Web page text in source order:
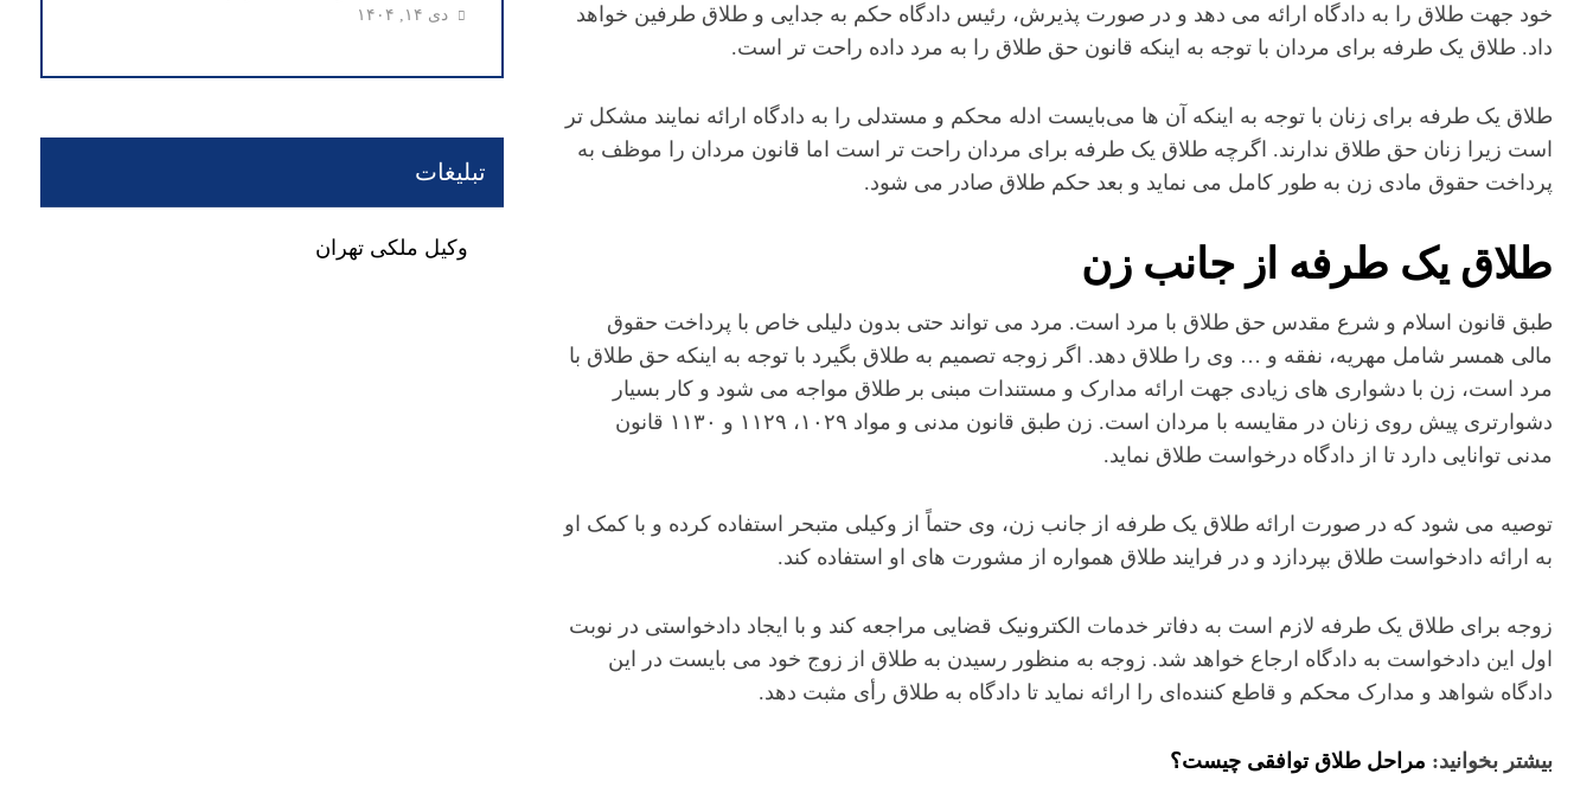
خود جهت طلاق را به دادگاه ارائه می دهد و در صورت پذیرش، رئیس دادگاه حکم به جدایی و طلاق طرفین خواهد
داد. طلاق یک طرفه برای مردان با توجه به اینکه قانون حق طلاق را به مرد داده راحت تر است.
طلاق یک طرفه برای زنان با توجه به اینکه آن ها می‌بایست ادله محکم و مستدلی را به دادگاه ارائه نمایند مشکل تر
است زیرا زنان حق طلاق ندارند. اگرچه طلاق یک طرفه برای مردان راحت تر است اما قانون مردان را موظف به
پرداخت حقوق مادی زن به طور کامل می نماید و بعد حکم طلاق صادر می شود.
طلاق یک طرفه از جانب زن
طبق قانون اسلام و شرع مقدس حق طلاق با مرد است. مرد می تواند حتی بدون دلیلی خاص با پرداخت حقوق
مالی همسر شامل مهریه، نفقه و … وی را طلاق دهد. اگر زوجه تصمیم به طلاق بگیرد با توجه به اینکه حق طلاق با
مرد است، زن با دشواری های زیادی جهت ارائه مدارک و مستندات مبنی بر طلاق مواجه می شود و کار بسیار
دشوارتری پیش روی زنان در مقایسه با مردان است. زن طبق قانون مدنی و مواد ۱۰۲۹، ۱۱۲۹ و ۱۱۳۰ قانون
مدنی توانایی دارد تا از دادگاه درخواست طلاق نماید.
توصیه می شود که در صورت ارائه طلاق یک طرفه از جانب زن، وی حتماً از وکیلی متبحر استفاده کرده و با کمک او
به ارائه دادخواست طلاق بپردازد و در فرایند طلاق همواره از مشورت های او استفاده کند.
زوجه برای طلاق یک طرفه لازم است به دفاتر خدمات الکترونیک قضایی مراجعه کند و با ایجاد دادخواستی در نوبت
اول این دادخواست به دادگاه ارجاع خواهد شد. زوجه به منظور رسیدن به طلاق از زوج خود می بایست در این
دادگاه شواهد و مدارک محکم و قاطع کننده‌ای را ارائه نماید تا دادگاه به طلاق رأی مثبت دهد.
بیشتر بخوانید: مراحل طلاق توافقی چیست؟
دی ۱۴, ۱۴۰۴
تبلیغات
وکیل ملکی تهران